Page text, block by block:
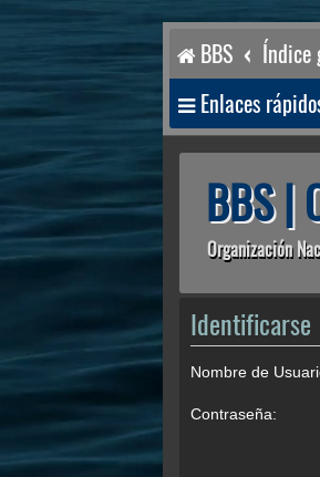
BBS Índice
Enlaces
BBS |
Organización
Identificarse
Nombre de
Contraseña: